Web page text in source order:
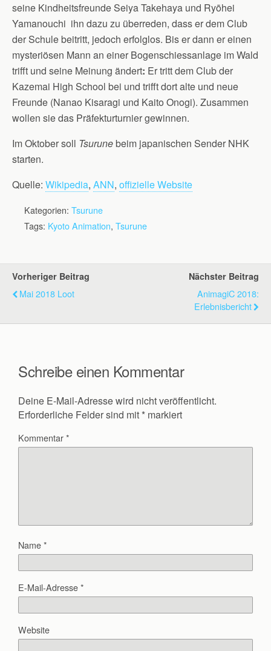
seine Kindheitsfreunde Seiya Takehaya und Ryōhei
Yamanouchi ihn dazu zu überreden, dass er dem Club
der Schule beitritt, jedoch erfolglos. Bis er dann er einen
mysteriösen Mann an einer Bogenschiessanlage im Wald
trifft und seine Meinung ändert: Er tritt dem Club der
Kazemai High School bei und trifft dort alte und neue
Freunde (Nanao Kisaragi und Kaito Onogi). Zusammen
wollen sie das Präfekturturnier gewinnen.
Im Oktober soll Tsurunebeim japanischen Sender NHK
starten.
Quelle: Wikipedia, ANN, offizielle Website
Kategorien: Tsurune
Tags: Kyoto Animation, Tsurune
Vorheriger Beitrag
Mai 2018 Loot
Nächster Beitrag
AnimagiC 2018:
Erlebnisbericht
Schreibe einen Kommentar
Deine E-Mail-Adresse wird nicht veröffentlicht.
Erforderliche Felder sind mit * markiert
Kommentar*
Name*
E-Mail-Adresse*
Website